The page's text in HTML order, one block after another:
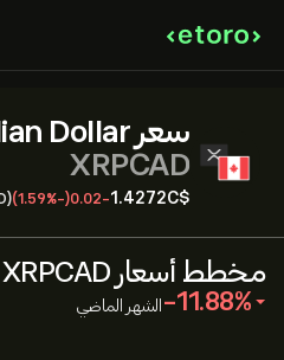
سعر Ripple/ Canadian Dollar
XRPCAD
1.4272‎C$‎
-0.02
(-1.59%)
(1D)
مخطط أسعار XRPCAD
‎-11.88‎ الشهر الماضي